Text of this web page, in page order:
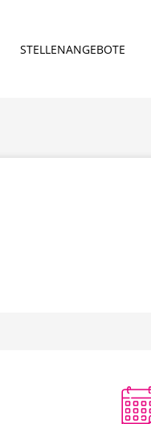
STELLEN­ANGEBOTE